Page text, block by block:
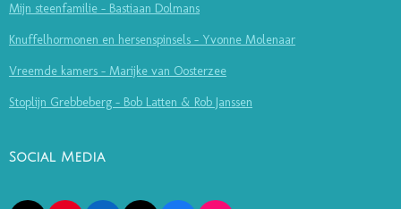
Mijn steenfamilie - Bastiaan Dolmans
Knuffelhormonen en hersenspinsels - Yvonne Molenaar
Vreemde kamers - Marijke van Oosterzee
Stoplijn Grebbeberg - Bob Latten & Rob Janssen
Social Media